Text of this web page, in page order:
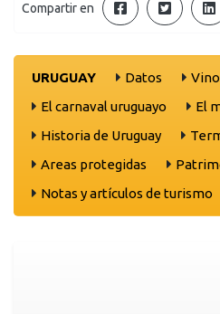
Compartir en
URUGUAY Datos
El carnaval uruguayo
El
Historia de Uruguay
Areas protegidas
Notas y artículos de turismo